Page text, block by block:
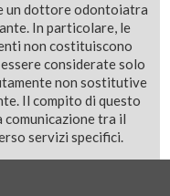
un dottore odontoiatra
In particolare, le
non costituiscono
considerate solo
non sostitutive
Il compito di questo
tra il
servizi specifici.